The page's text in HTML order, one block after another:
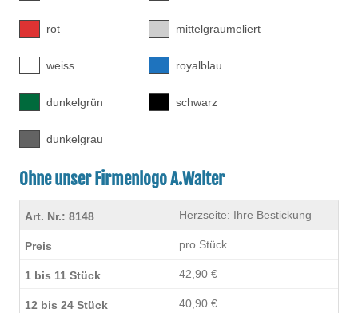
rot mittelgraumeliert
weiss royalblau
dunkelgrün schwarz
dunkelgrau
Ohne unser Firmenlogo A.Walter
Herzseite: Ihre Bestickung
pro Stück
42,90 €
40,90 €